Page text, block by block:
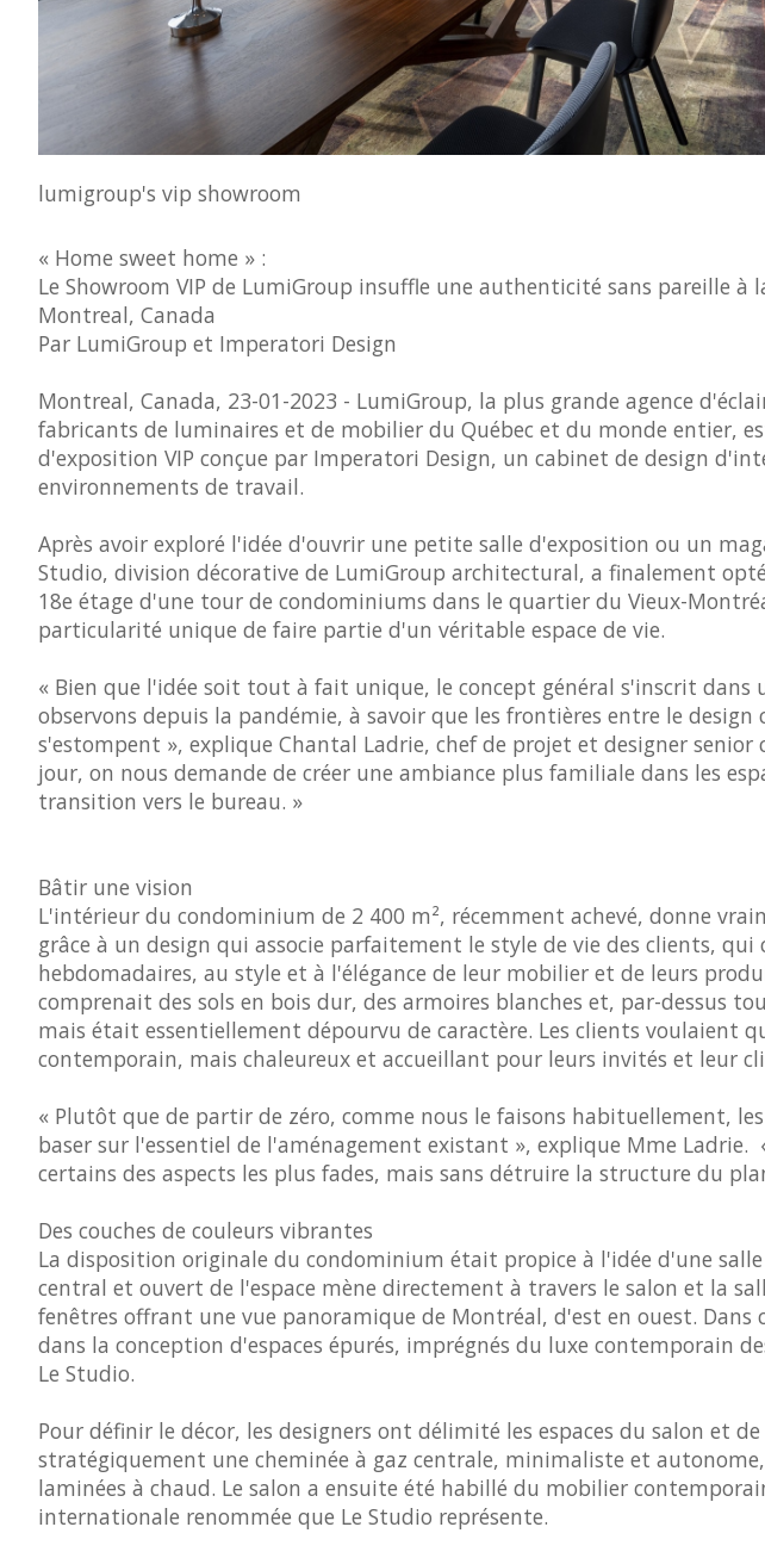
lumigroup's vip showroom
« Home sweet home » :
Le Showroom VIP de LumiGroup insuffle une authenticité sans pareille à
Montreal, Canada
Par LumiGroup et Imperatori Design
Montreal, Canada, 23-01-2023 - LumiGroup, la plus grande agence
fabricants de luminaires et de mobilier du Québec et du monde entier,
d'exposition VIP conçue par Imperatori Design, un cabinet de design
environnements de travail.
Après avoir exploré l'idée d'ouvrir une petite salle d'exposition ou un
Studio, division décorative de LumiGroup architectural, a finalement
18e étage d'une tour de condominiums dans le quartier du Vieux-
particularité unique de faire partie d'un véritable espace de vie.
« Bien que l'idée soit tout à fait unique, le concept général s'inscrit dans
observons depuis la pandémie, à savoir que les frontières entre le
s'estompent », explique Chantal Ladrie, chef de projet et designer senior
jour, on nous demande de créer une ambiance plus familiale dans les
transition vers le bureau. »
Bâtir une vision
L'intérieur du condominium de 2 400 m², récemment achevé, donne
grâce à un design qui associe parfaitement le style de vie des clients,
hebdomadaires, au style et à l'élégance de leur mobilier et de leurs
comprenait des sols en bois dur, des armoires blanches et, par-dessus
mais était essentiellement dépourvu de caractère. Les clients voulaient
contemporain, mais chaleureux et accueillant pour leurs invités et leur
« Plutôt que de partir de zéro, comme nous le faisons habituellement,
baser sur l'essentiel de l'aménagement existant », explique Mme Ladrie.
certains des aspects les plus fades, mais sans détruire la structure du
Des couches de couleurs vibrantes
La disposition originale du condominium était propice à l'idée d'une
central et ouvert de l'espace mène directement à travers le salon et la
fenêtres offrant une vue panoramique de Montréal, d'est en ouest. Dans
dans la conception d'espaces épurés, imprégnés du luxe contemporain
Le Studio.
Pour définir le décor, les designers ont délimité les espaces du salon et
stratégiquement une cheminée à gaz centrale, minimaliste et
laminées à chaud. Le salon a ensuite été habillé du mobilier
internationale renommée que Le Studio représente.